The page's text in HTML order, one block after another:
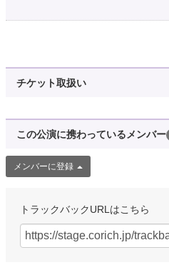
チケット取扱い
この公演に携わっているメンバー
メンバーに登録
トラックバックURLはこちら